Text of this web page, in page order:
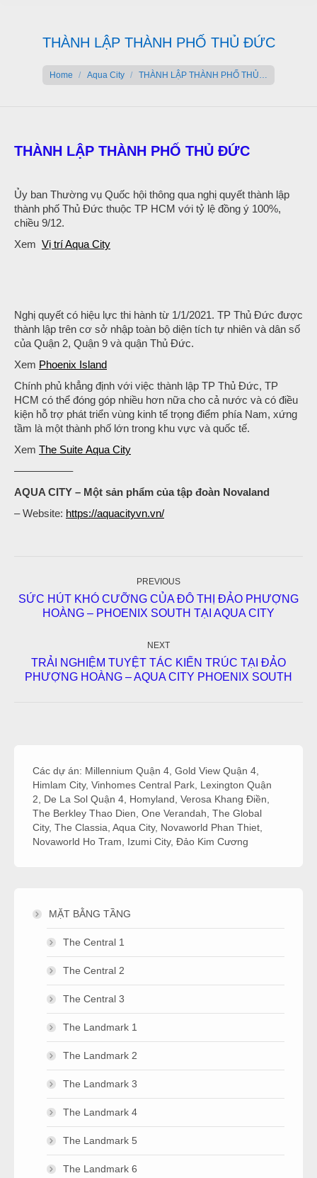
THÀNH LẬP THÀNH PHỐ THỦ ĐỨC
Home Aqua City THÀNH LẬP THÀNH PHỐ THỦ…
THÀNH LẬP THÀNH PHỐ THỦ ĐỨC
Ủy ban Thường vụ Quốc hội thông qua nghị quyết thành lập
thành phố Thủ Đức thuộc TP HCM với tỷ lệ đồng ý 100%,
chiều 9/12.
Xem Vị trí Aqua City
Nghị quyết có hiệu lực thi hành từ 1/1/2021. TP Thủ Đức được
thành lập trên cơ sở nhập toàn bộ diện tích tự nhiên và dân số
của Quận 2, Quận 9 và quận Thủ Đức.
Xem Phoenix Island
Chính phủ khẳng định với việc thành lập TP Thủ Đức, TP
HCM có thể đóng góp nhiều hơn nữa cho cả nước và có điều
kiện hỗ trợ phát triển vùng kinh tế trọng điểm phía Nam, xứng
tầm là một thành phố lớn trong khu vực và quốc tế.
Xem The Suite Aqua City
—————–
AQUA CITY – Một sản phẩm của tập đoàn Novaland
– Website: https://aquacityvn.vn/
PREVIOUS
Previous
post:
SỨC HÚT KHÓ CƯỠNG CỦA ĐÔ THỊ ĐẢO PHƯỢNG
HOÀNG – PHOENIX SOUTH TẠI AQUA CITY
NEXT
Next
post:
TRẢI NGHIỆM TUYỆT TÁC KIẾN TRÚC TẠI ĐẢO
PHƯỢNG HOÀNG – AQUA CITY PHOENIX SOUTH
Các dự án: Millennium Quận 4 Gold View Quận 4
Himlam City, Vinhomes Central Park Lexington Quận
2
De La Sol Quận 4 Homyland Verosa Khang Điền
The Berkley Thao Dien One Verandah The Global
City, The Classia Aqua City, Novaworld Phan Thiet
Novaworld Ho Tram
Izumi City, Đảo Kim Cương
MẶT BẰNG TẦNG
The Central 1
The Central 2
The Central 3
The Landmark 1
The Landmark 2
The Landmark 3
The Landmark 4
The Landmark 5
The Landmark 6